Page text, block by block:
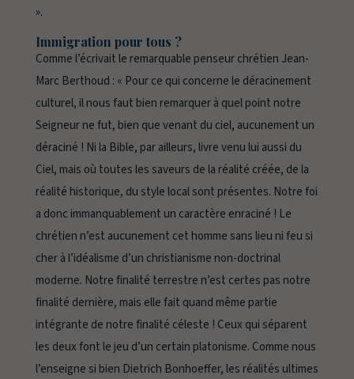
».
Immigration pour tous ?
Comme l’écrivait le remarquable penseur chrétien Jean-
Marc Berthoud : « Pour ce qui concerne le déracinement
culturel, il nous faut bien remarquer à quel point notre
Seigneur ne fut, bien que venant du ciel, aucunement un
déraciné ! Ni la Bible, par ailleurs, livre venu lui aussi du
Ciel, mais où toutes les saveurs de la réalité créée, de la
réalité historique, du style local sont présentes. Notre foi
a donc immanquablement un caractère enraciné ! Le
chrétien n’est aucunement cet homme sans lieu ni feu si
cher à l’idéalisme d’un christianisme non-doctrinal
moderne. Notre finalité terrestre n’est certes pas notre
finalité dernière, mais elle fait quand même partie
intégrante de notre finalité céleste ! Ceux qui séparent
les deux font le jeu d’un certain platonisme. Comme nous
l’enseigne si bien Dietrich Bonhoeffer, les réalités ultimes